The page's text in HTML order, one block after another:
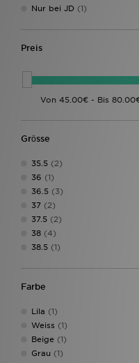
Nur bei JD (1)
Preis
Grӧsse
35.5 (2)
36 (1)
36.5 (3)
37 (2)
37.5 (2)
38 (4)
38.5 (1)
Farbe
Lila (1)
Weiss (1)
Beige (1)
Grau (1)